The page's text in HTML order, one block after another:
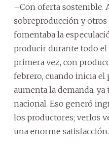
–Con oferta sostenible.
sobreproducción y otros
fomentaba la
producir durante todo el
primera vez, con
febrero, cuando inicia el
aumenta la demanda,
nacional. Eso generó
los productores; verlos
una enorme satisfacción.